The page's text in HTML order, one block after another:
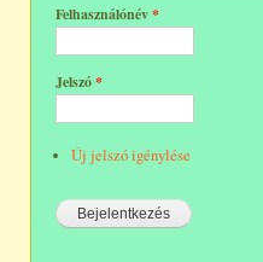
Felhasználónév*
Jelszó*
Új jelszó igénylése